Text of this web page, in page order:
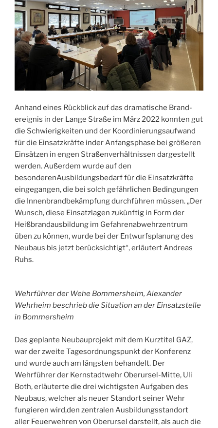
Anhand eines Rückblick auf das dramatische Brand­
ereignis in der Lange Straße im März 2022 konnten gut
die Schwierigkeiten und der Koordinierungs­aufwand
für die Einsatzkräfte inder Anfangsphase bei größeren
Einsätzen in engen Straßenverhält­nissen dargestellt
werden. Außerdem wurde auf den
besonderenAusbildungsbedarf für die Einsatzkräfte
eingegangen, die bei solch gefährlichen Beding­ungen
die Innenbrandbekämpfung durchführen müs­sen. „Der
Wunsch, diese Einsatzlagen zukünftig in Form der
Heißbrandausbildung im Gefahrenabwehr­zentrum
üben zu können, wurde bei der Entwurfs­planung des
Neubaus bis jetzt berücksichtigt“, erläutert Andreas
Ruhs.
Wehrführer der Wehe Bommersheim, Alexander
Wehrheim beschrieb die Situation an der Einsatzstelle
in Bommersheim
Das geplante Neubauprojekt mit dem Kurztitel GAZ,
war der zweite Tagesordnungspunkt der Konferenz
und wurde auch am längsten behandelt. Der
Wehrführer der Kernstadtwehr Oberursel-Mitte, Uli
Both, erläuterte die drei wichtigsten Aufgaben des
Neubaus, welcher als neuer Standort seiner Wehr
fungieren wird,den zentralen Ausbildungsstandort
aller Feuerwehren von Oberursel darstellt, als auch die